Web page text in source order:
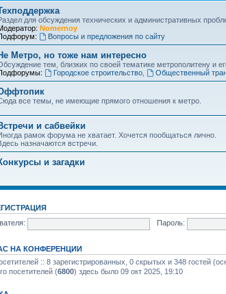
для обсуждения технических и административных
Nomernoy
Вопросы и предложения по сайту
Метро, но тоже нам интересно
тем, близких по своей тематике метрополитену и
Городское строительство, Общественный
все темы, не имеющие прямого отношения к метро.
и сабвейки
рамок форума не хватает. Хочется пообщаться лично.
назначаются встречи.
и загадки
Пароль:
НА КОНФЕРЕНЦИИ
:: 8 зарегистрированных, 0 скрытых и 348 гостей
посетителей (6800) здесь было 09 окт 2025, 19:10